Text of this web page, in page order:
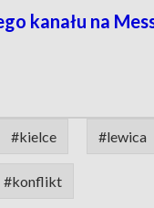
kanału na
#kielce #lewica
#konflikt